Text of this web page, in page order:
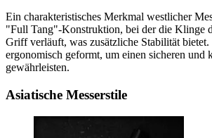
Ein charakteristisches Merkmal westlicher
"Full Tang"-Konstruktion, bei der die Klinge
Griff verläuft, was zusätzliche Stabilität
ergonomisch geformt, um einen sicheren und
gewährleisten.
Asiatische Messerstile